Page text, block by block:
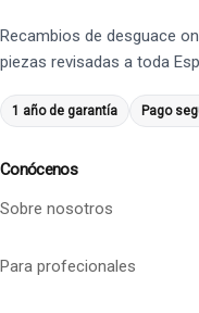
Recambios de desguace
piezas revisadas a toda
1 año de garantía Pago
Conócenos
Sobre nosotros
Para profecionales